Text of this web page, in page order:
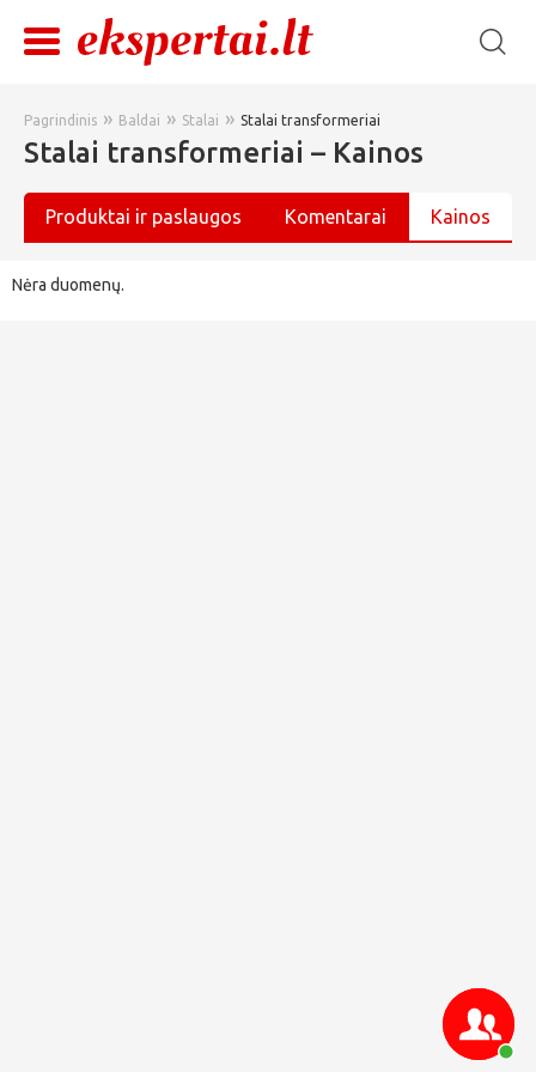
Pagrindinis » Baldai » Stalai » Stalai transformeriai
Stalai transformeriai – Kainos
Produktai ir paslaugos Komentarai Kainos
Nėra duomenų.